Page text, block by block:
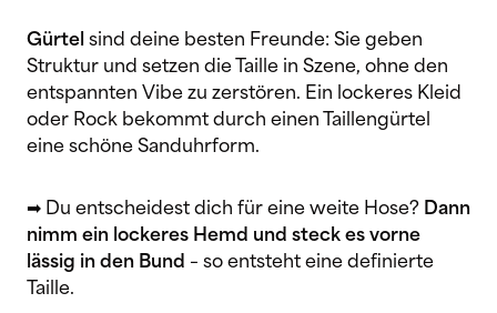
Gürtel sind deine besten Freunde: Sie geben
Struktur und setzen die Taille in Szene, ohne den
entspannten Vibe zu zerstören. Ein lockeres Kleid
oder Rock bekommt durch einen Taillengürtel
eine schöne Sanduhrform.
➡ Du entscheidest dich für eine weite Hose? Dann
nimm ein lockeres Hemd und steck es vorne
lässig in den Bund – so entsteht eine definierte
Taille.